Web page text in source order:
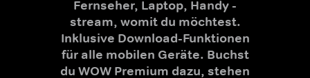
Fernseher, Laptop, Handy -
stream, womit du möchtest.
Inklusive Download-Funktionen
für alle mobilen Geräte. Buchst
du WOW Premium dazu, stehen